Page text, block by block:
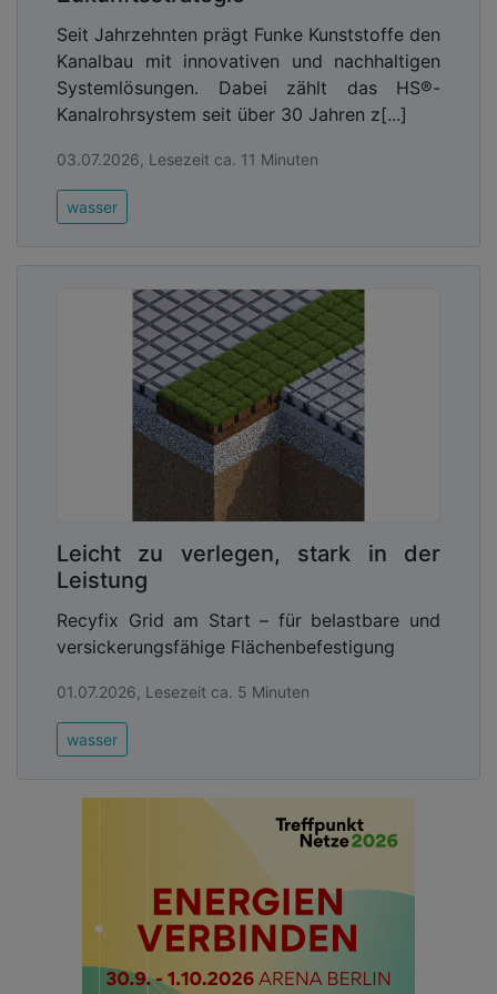
Seit Jahrzehnten prägt Funke Kunststoffe den
Kanalbau mit innovativen und nachhaltigen
Systemlösungen. Dabei zählt das HS®-
Kanalrohrsystem seit über 30 Jahren z[...]
03.07.2026, Lesezeit ca. 11 Minuten
wasser
Leicht zu verlegen, stark in der
Leistung
Recyfix Grid am Start – für belastbare und
versickerungsfähige Flächenbefestigung
01.07.2026, Lesezeit ca. 5 Minuten
wasser